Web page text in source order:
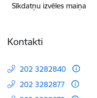
Sīkdatņu izvēles maiņa
Kontakti
202 3282840
202 3282877